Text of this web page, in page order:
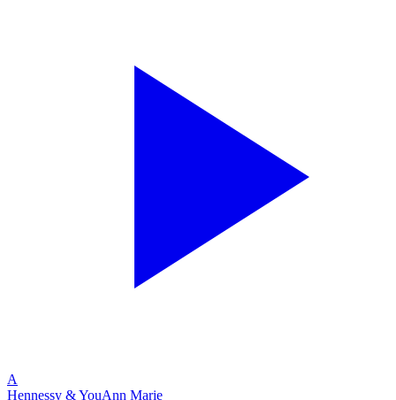
A
Hennessy & YouAnn Marie